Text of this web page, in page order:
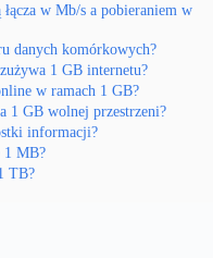
w Mb/s a pobieraniem w
danych komórkowych?
1 GB internetu?
w ramach 1 GB?
1 GB wolnej przestrzeni?
informacji?
1 MB?
TB?